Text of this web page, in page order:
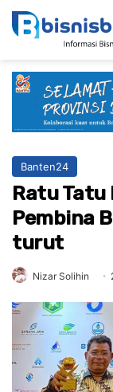
Banten24
Ratu Tatu
Pembina
turut
Nizar Solihin